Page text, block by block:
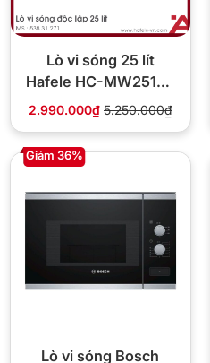
Lò vi sóng 25 lít
Hafele HC-MW251FB
538.31.271
2.990.000₫ 5.250.000₫
Giảm 36%
Lò vi sóng Bosch